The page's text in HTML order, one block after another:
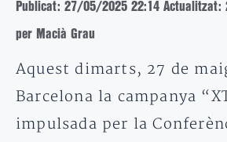
Publicat: 27/05/2025 22:14 Actualitzat:
per Macià Grau
Aquest dimarts, 27 de
Barcelona la campanya
impulsada per la